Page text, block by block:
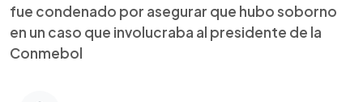
fue condenado por asegurar que hubo soborno
en un caso que involucraba al presidente de la
Conmebol